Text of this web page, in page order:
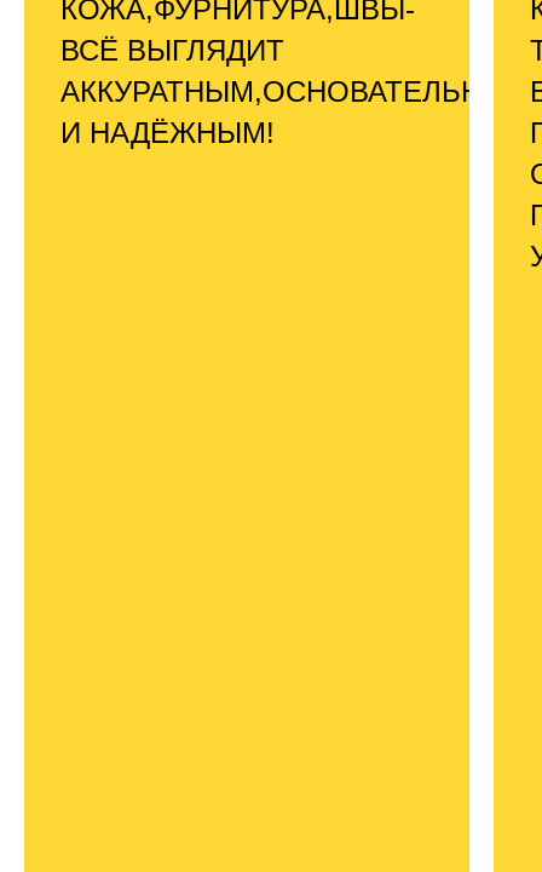
КОЖА,ФУРНИТУРА,ШВЫ-
ВСЁ ВЫГЛЯДИТ
АККУРАТНЫМ,ОСНОВАТЕЛЬНЫМ
И НАДЁЖНЫМ!